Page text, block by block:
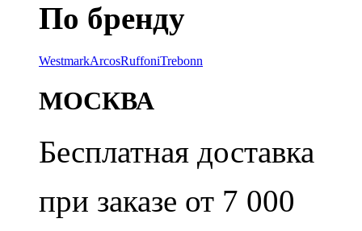
По бренду
WestmarkArcosRuffoniTrebonn
МОСКВА
Бесплатная доставка
при заказе от 7 000